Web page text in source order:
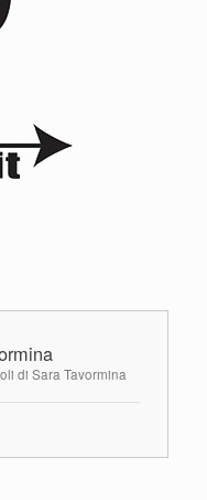
di Sara Tavormina